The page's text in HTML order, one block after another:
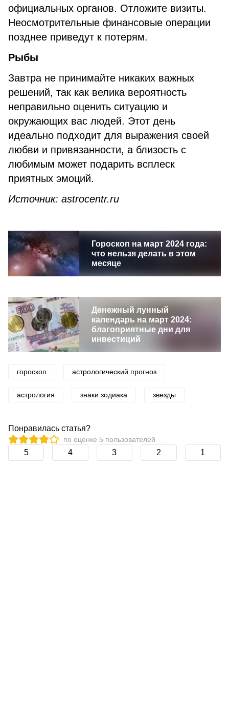
официальных органов. Отложите визиты.
Неосмотрительные финансовые операции
позднее приведут к потерям.
Рыбы
Завтра не принимайте никаких важных
решений, так как велика вероятность
неправильно оценить ситуацию и
окружающих вас людей. Этот день
идеально подходит для выражения своей
любви и привязанности, а близость с
любимым может подарить всплеск
приятных эмоций.
Источник: astrocentr.ru
Гороскоп на март 2024 года:
что нельзя делать в этом
месяце
Денежный лунный
календарь на март 2024:
благоприятные дни для
инвестиций
гороскоп астрологический прогноз
астрология знаки зодиака звезды
Понравилась статья?
по оценке 5 пользователей
5 4 3 2 1